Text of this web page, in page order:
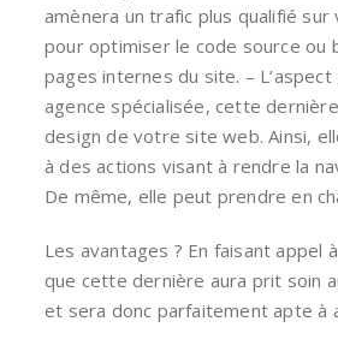
amènera un trafic plus qualifié
pour optimiser le code source ou
pages internes du site. –
agence spécialisée, cette
design de votre site web. Ainsi,
à des actions visant à rendre la
De même, elle peut prendre en
Les avantages ? En faisant appel
que cette dernière aura prit soin
et sera donc parfaitement apte à